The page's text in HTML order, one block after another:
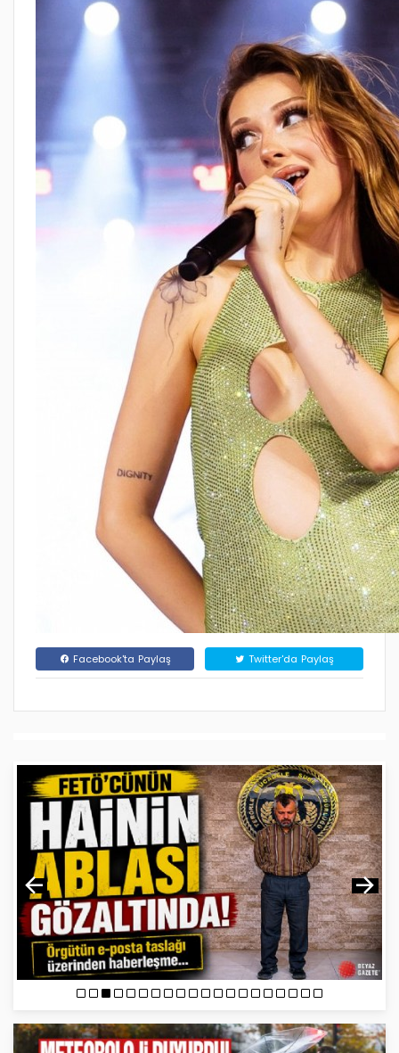
Facebook'ta Paylaş Twitter'da Paylaş